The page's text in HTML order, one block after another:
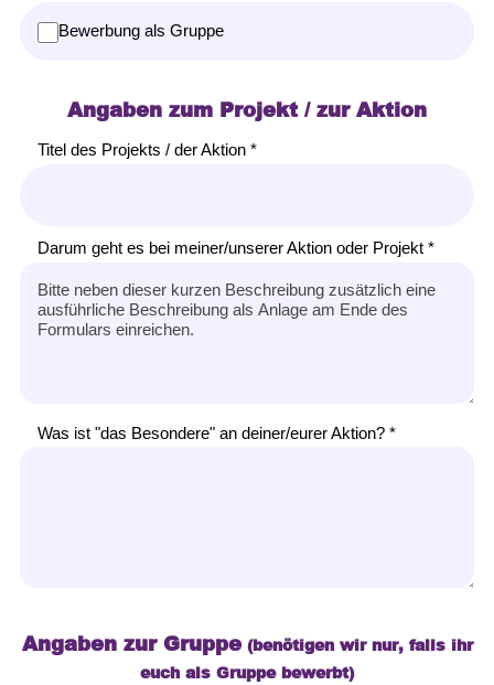
Bewerbung als Gruppe
Angaben zum Projekt / zur Aktion
Titel des Projekts / der Aktion *
Darum geht es bei meiner/unserer Aktion oder Projekt *
Was ist "das Besondere" an deiner/eurer Aktion? *
Angaben zur Gruppe(benötigen wir nur, falls ihr
euch als Gruppe bewerbt)